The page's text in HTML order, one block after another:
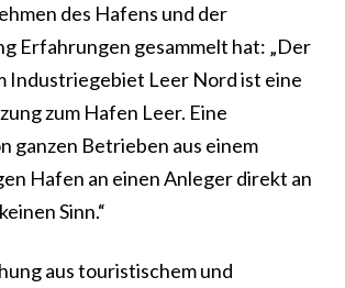
des Hafens und der
Erfahrungen gesammelt hat: „Der
Industriegebiet Leer Nord ist eine
zum Hafen Leer. Eine
ganzen Betrieben aus einem
Hafen an einen Anleger direkt an
Sinn.“
aus touristischem und